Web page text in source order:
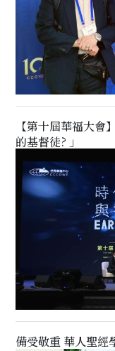
【第十屆華福大
的基督徒? 」
備受敬重 華人聖經